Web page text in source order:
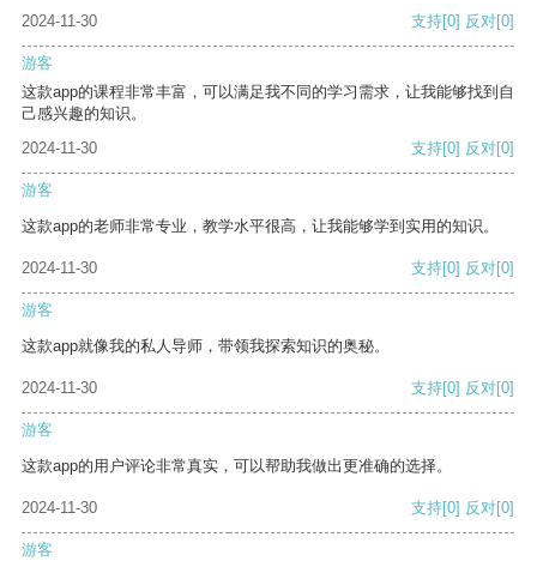
2024-11-30
支持[0] 反对[0]
游客
这款app的课程非常丰富，可以满足我不同的学习需求，让我能够找到自
己感兴趣的知识。
2024-11-30
支持[0] 反对[0]
游客
这款app的老师非常专业，教学水平很高，让我能够学到实用的知识。
2024-11-30 支持[0] 反对[0]
游客
这款app就像我的私人导师，带领我探索知识的奥秘。
2024-11-30 支持[0] 反对[0]
游客
这款app的用户评论非常真实，可以帮助我做出更准确的选择。
2024-11-30 支持[0] 反对[0]
游客